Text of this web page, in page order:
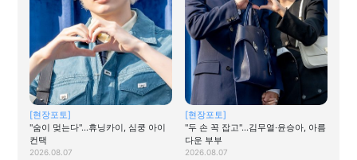
[현장포토]
"숨이 멎는다"…휴닝카이, 심쿵 아이
컨택
2026.08.07
[현장포토]
"두 손 꼭 잡고"…김무열·윤승아, 아름
다운 부부
2026.08.07